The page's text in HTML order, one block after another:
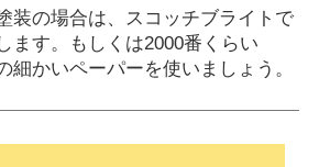
装の場合は、スコッチブライトで
ます。もしくは2000番くらい
細かいペーパーを使いましょう。